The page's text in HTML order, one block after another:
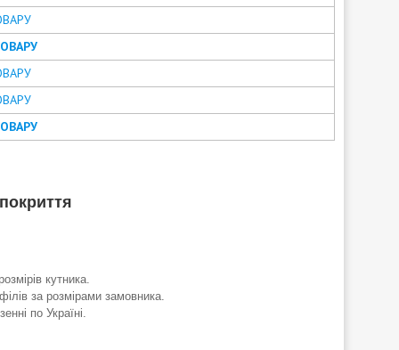
кутника.
за розмірами замовника.
по Україні.